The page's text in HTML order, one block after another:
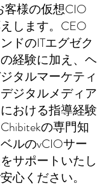
客様の仮想CIO
します。CEO
ドのITエグゼク
経験に加え、ヘ
タルマーケティ
ジタルメディア
おける指導経験
の専門知
ルのvCIOサー
サポートいたし
心ください。